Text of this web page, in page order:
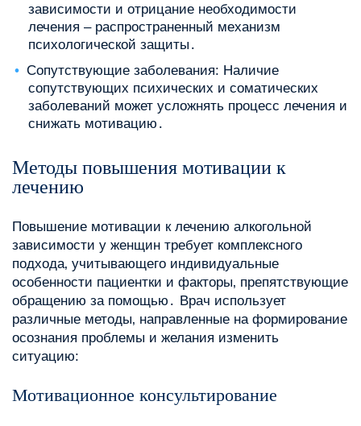
зависимости и отрицание необходимости
лечения – распространенный механизм
психологической защиты․
Сопутствующие заболевания: Наличие
сопутствующих психических и соматических
заболеваний может усложнять процесс лечения и
снижать мотивацию․
Методы повышения мотивации к
лечению
Повышение мотивации к лечению алкогольной
зависимости у женщин требует комплексного
подхода‚ учитывающего индивидуальные
особенности пациентки и факторы‚ препятствующие
обращению за помощью․ Врач использует
различные методы‚ направленные на формирование
осознания проблемы и желания изменить
ситуацию:
Мотивационное консультирование